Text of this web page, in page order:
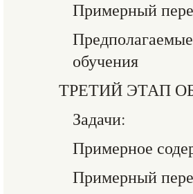
Примерный
обучения
ТРЕТИЙ ЭТАП
Задачи:
Примерное
Примерный